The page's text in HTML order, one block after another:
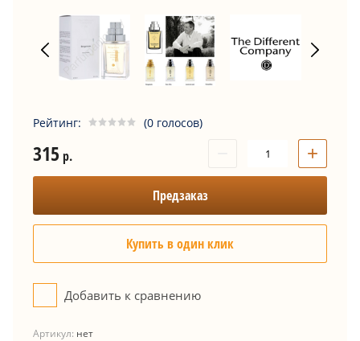
Рейтинг: (0 голосов)
315 р. +
Предзаказ
Купить в один клик
Добавить к сравнению
Артикул: нет